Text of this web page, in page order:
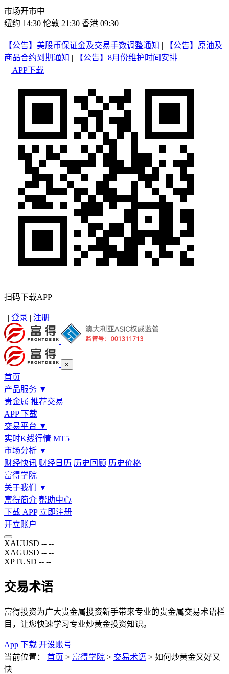
市场开市中
纽约 14:30 伦敦 21:30 香港 09:30
【公告】美股币保证金及交易手数调整通知 |
【公告】原油及
商品合约到期通知 |
【公告】8月份维护时间安排
APP下载
扫码下载APP
| | 登录 | 注册
×
首页
产品服务 ▼
贵金属 推荐交易
APP 下载
交易平台 ▼
实时K线行情 MT5
市场分析 ▼
财经快讯 财经日历 历史回顾 历史价格
富得学院
关于我们
▼
富得简介 帮助中心
下载 APP 立即注册
开立账户
XAUUSD -- --
XAGUSD -- --
XPTUSD -- --
交易术语
富得投资为广大贵金属投资新手带来专业的贵金属交易术语栏
目，让您快速学习专业炒黄金投资知识。
App 下载 开设账号
当前位置：
首页 > 富得学院 > 交易术语 > 如何炒黄金又好又
快